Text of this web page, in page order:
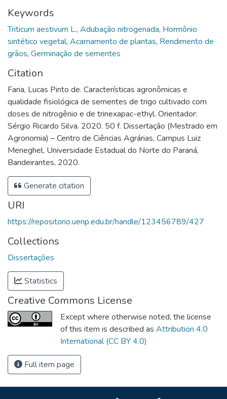
Keywords
Triticum aestivum L., Adubação nitrogenada, Hormônio
sintético vegetal, Acamamento de plantas, Rendimento de
grãos, Germinação de sementes
Citation
Faria, Lucas Pinto de. Características agronômicas e
qualidade fisiológica de sementes de trigo cultivado com
doses de nitrogênio e de trinexapac-ethyl. Orientador:
Sérgio Ricardo Silva. 2020. 50 f. Dissertação (Mestrado em
Agronomia) – Centro de Ciências Agrárias, Campus Luiz
Meneghel, Universidade Estadual do Norte do Paraná,
Bandeirantes, 2020.
Generate citation
URI
https://repositorio.uenp.edu.br/handle/123456789/427
Collections
Dissertações
Statistics
Creative Commons License
Except where otherwise noted, the license
of this item is described as Attribution 4.0
International (CC BY 4.0)
Full item page